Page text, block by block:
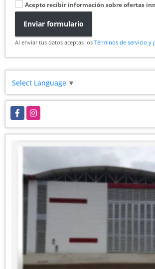
Acepto recibir información sobre ofertas
Enviar formulario
Al enviar tus datos aceptas los Términos de servicio y
Select Language ▼
FacebookInstagram